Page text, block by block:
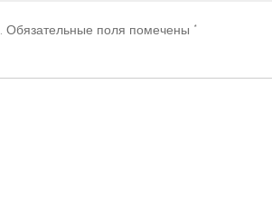
Обязательные поля помечены *